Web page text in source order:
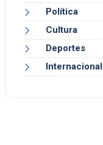
Política
Cultura
Deportes
Internacional